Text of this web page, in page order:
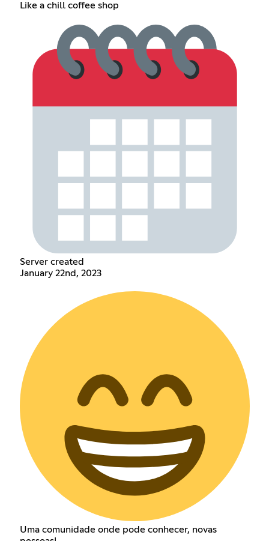
Like a chill coffee shop
Server created
January 22nd, 2023
Uma comunidade onde pode conhecer, novas